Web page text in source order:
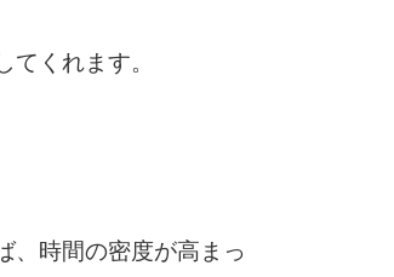
くれます。
、時間の密度が高まっ